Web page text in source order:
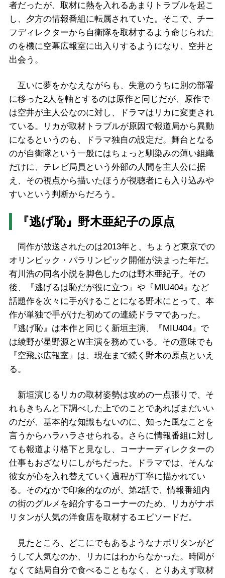
者だったが、取材に熱を入れるあまりトラブルを起こ
し、夕方の情報番組に転属されていた。そこで、チー
フディレクターから自衛隊を取材するよう命じられた
のを機に空幕広報室に出入りするようになり、空井と
出会う。
互いに夢をかなえながらも、失意のうちに別の部署
に移った2人を軸とするのは原作と同じだが、原作で
は空井が主人公なのに対し、ドラマはリカに変更され
ている。リカが取材トラブルが原因で報道局から異動
になるというのも、ドラマ独自の設定だ。舞台となる
のが自衛隊という一般にはちょっと馴染みの薄い組織
だけに、テレビ局員という外部の人間を主人公に据
え、その視点から描いたほうが視聴者にも入り込みや
すいという判断からだろう。
『逃げ恥』野木亜紀子の原点
同作が放送されたのは2013年と、ちょうど東京での
オリンピック・パラリンピック開催が決まった年だ。
有川浩の同名小説を脚色したのは野木亜紀子。その
後、『逃げるは恥だが役に立つ』や『MIU404』など
話題作を次々に手がけることになる野木にとって、本
作が単独で手がけた初めての連続ドラマであった。
『逃げ恥』は本作と同じく新垣主演、『MIU404』で
は綾野が星野源とW主演を務めている。その意味でも
『空飛ぶ広報室』は、現在まで続く野木の原点といえ
る。
新垣演じるリカの取材姿勢は攻めの一点張りで、そ
れもきちんと下調べした上でのことであればまだいい
のだが、基本的な知識もないのに、知った風なことを
言うからハラハラさせられる。さらに情報番組に対し
ても報道より格下と見なし、コーナーディレクターの
仕事もおざなりにしがちだった。ドラマでは、そんな
彼女が心を入れ替えていく過程が丁寧に描かれてい
る。そのなかで印象的なのが、第2話で、情報番組内
の街のグルメを紹介するコーナーのため、リカがナポ
リタンが人気の洋食店を取材するエピソードだ。
見たところ、どこにでもあるようなナポリタンがど
うして人気なのか、リカにはわからなかった。時間が
なくて結局自分で食べることもなく、とりあえず取材